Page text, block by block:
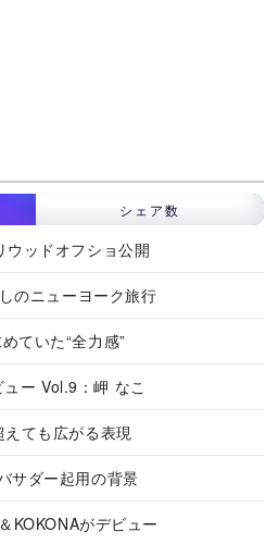
シェア数
ウッドオフショ公開
のニューヨーク旅行
ていた“全力感”
ー Vol.9：岬 なこ
ても広がる表現
サダー起用の背景
KOKONAがデビュー